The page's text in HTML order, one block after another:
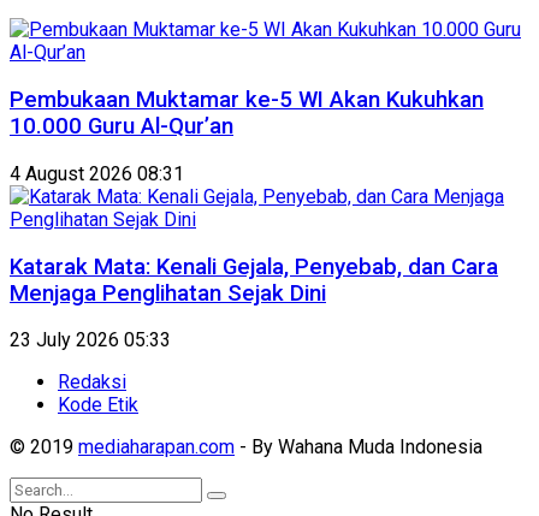
Pembukaan Muktamar ke-5 WI Akan Kukuhkan
10.000 Guru Al-Qur’an
4 August 2026 08:31
Katarak Mata: Kenali Gejala, Penyebab, dan Cara
Menjaga Penglihatan Sejak Dini
23 July 2026 05:33
Redaksi
Kode Etik
© 2019 mediaharapan.com - By Wahana Muda Indonesia